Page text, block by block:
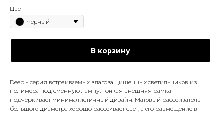
Цвет
Чёрный
В корзину
Deep - серия встраиваемых влагозащищенных светильников из
полимера под сменную лампу. Тонкая внешняя рамка
подчеркивает минималистичный дизайн. Матовый рассеиватель
большого диаметра хорошо рассеивает свет, а его размещение в